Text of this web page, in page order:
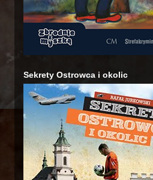
Sekrety Ostrowca i okolic